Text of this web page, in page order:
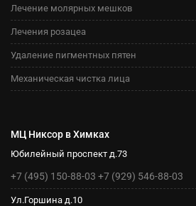
Лечение молярных мешков
Лечения розацеа
Удаление пигментных пятен
Механическая чистка лица
МЦ Никсор в Химках
Юбилейный проспект д.73
+7 (495) 150-88-03 +7 (929) 546-88-03
Ул.Горшина д.10